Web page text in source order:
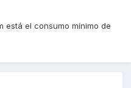
está el consumo mínimo de